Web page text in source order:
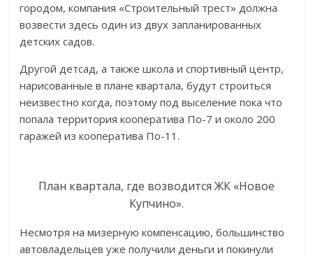
городом, компания «Строительный трест» должна
возвести здесь один из двух запланированных
детских садов.
Другой детсад, а также школа и спортивный центр,
нарисованные в плане квартала, будут строиться
неизвестно когда, поэтому под выселение пока что
попала территория кооператива По-7 и около 200
гаражей из кооператива По-11.
План квартала, где возводится ЖК «Новое
Купчино».
Несмотря на мизерную компенсацию, большинство
автовладельцев уже получили деньги и покинули